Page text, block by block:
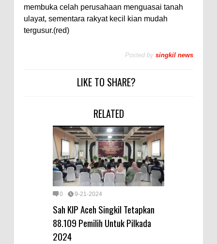
membuka celah perusahaan menguasai tanah
ulayat, sementara rakyat kecil kian mudah
tergusur.(red)
Posted by singkil news
LIKE TO SHARE?
RELATED
0 9-21-2024
Sah KIP Aceh Singkil Tetapkan
88.109 Pemilih Untuk Pilkada
2024